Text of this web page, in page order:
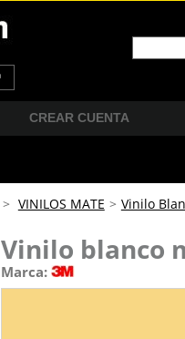
CREAR CUENTA
> VINILOS MATE > Vinilo
Vinilo blanco
Marca: